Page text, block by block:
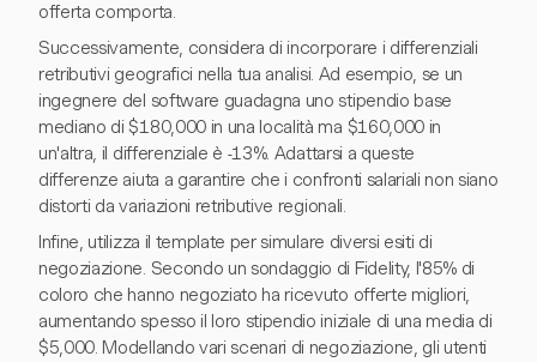
offerta comporta.
Successivamente, considera di incorporare i differenziali
retributivi geografici nella tua analisi. Ad esempio, se un
ingegnere del software guadagna uno stipendio base
mediano di $180,000 in una località ma $160,000 in
un'altra, il differenziale è -13%. Adattarsi a queste
differenze aiuta a garantire che i confronti salariali non siano
distorti da variazioni retributive regionali.
Infine, utilizza il template per simulare diversi esiti di
negoziazione. Secondo un sondaggio di Fidelity, l'85% di
coloro che hanno negoziato ha ricevuto offerte migliori,
aumentando spesso il loro stipendio iniziale di una media di
$5,000. Modellando vari scenari di negoziazione, gli utenti